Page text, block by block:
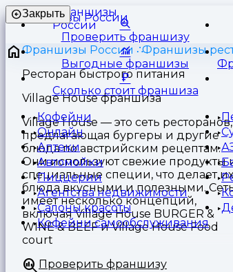
Франшизы
России
Закрыть
Проверить франшизу
Выгодные франшизы
Сколько стоит франшиза
Кофейни
Онлайн
Аптеки
Автомойки
Пиццерии
Агентства недвижимости
Салоны красоты
Кофейни самообслуживания
Франшизы России
Франшизы
Ресторан быстрого питания
Village House франшиза
Village House — это сеть ресторанов,
предлагающая бургеры и другие
блюда по австрийским рецептам.
Они используют свежие продукты
специальные специи, что делает их
блюда вкусными и полезными.
имеет несколько концепций,
включая Village House BURGER &
WINE & BEEF и Village House Food
court
Проверить франшизу